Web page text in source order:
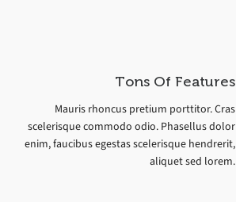
Tons Of Features
Mauris rhoncus pretium porttitor. Cras
scelerisque commodo odio. Phasellus dolor
enim, faucibus egestas scelerisque hendrerit,
aliquet sed lorem.